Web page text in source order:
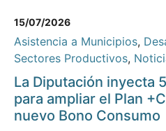
15/07/2026
Asistencia a Municipios,
Sectores Productivos,
La Diputación inyecta
para ampliar el Plan
nuevo Bono Consumo